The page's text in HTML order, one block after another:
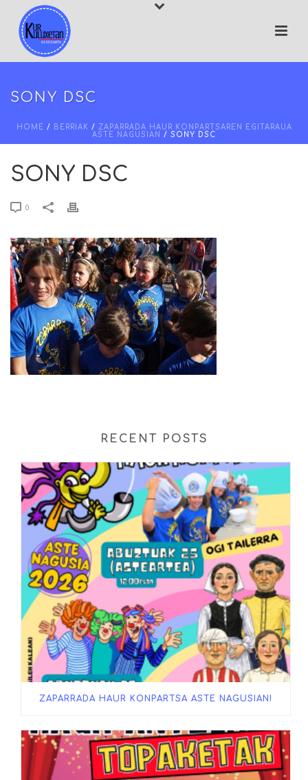
SONY DSC
HOME / BERRIAK /
ZAPARRADA HAUR KONPARTSAREN EGITARAUA
ASTE NAGUSIAN
/ SONY DSC
SONY DSC
0
RECENT POSTS
ZAPARRADA HAUR KONPARTSA ASTE NAGUSIAN!